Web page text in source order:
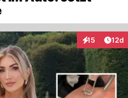
15
Interaktionen
12d